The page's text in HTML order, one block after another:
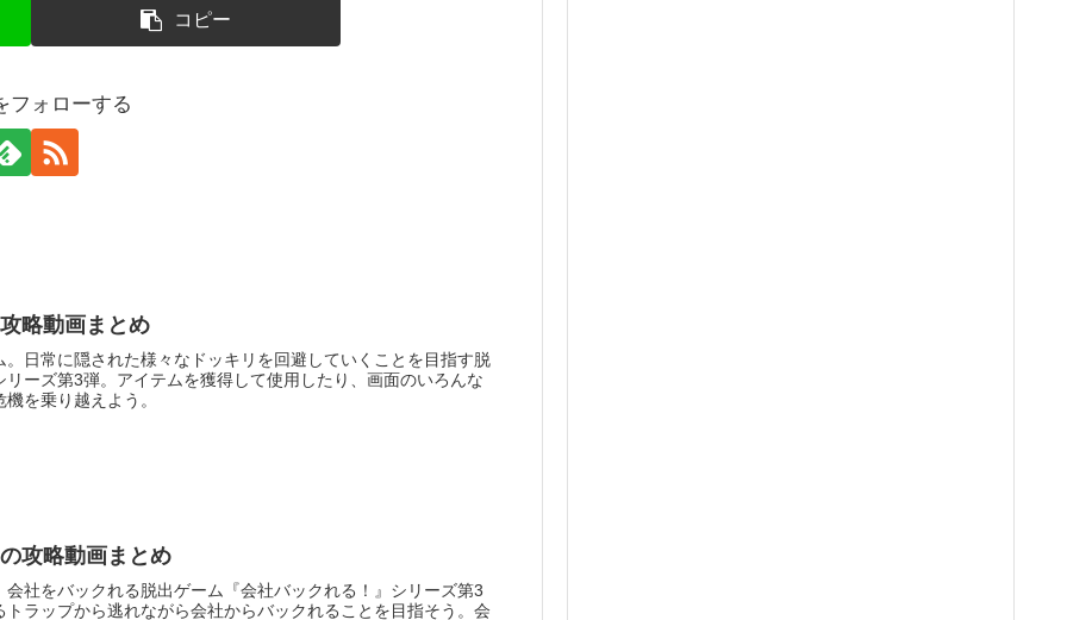
コピー
フォローする
略動画まとめ
日常に隠された様々なドッキリを回避していくことを目指す脱
ーズ第3弾。アイテムを獲得して使用したり、画面のいろんな
を乗り越えよう。
攻略動画まとめ
社をバックれる脱出ゲーム『会社バックれる！』シリーズ第3
ラップから逃れながら会社からバックれることを目指そう。会